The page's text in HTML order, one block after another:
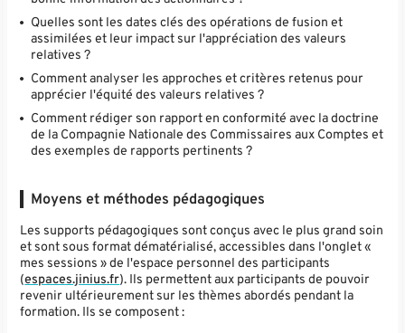
Quelles sont les dates clés des opérations de fusion et
assimilées et leur impact sur l'appréciation des valeurs
relatives ?
Comment analyser les approches et critères retenus pour
apprécier l'équité des valeurs relatives ?
Comment rédiger son rapport en conformité avec la doctrine
de la Compagnie Nationale des Commissaires aux Comptes et
des exemples de rapports pertinents ?
Moyens et méthodes pédagogiques
Les supports pédagogiques sont conçus avec le plus grand soin
et sont sous format dématérialisé, accessibles dans l'onglet «
mes sessions » de l'espace personnel des participants
(espaces.jinius.fr). Ils permettent aux participants de pouvoir
revenir ultérieurement sur les thèmes abordés pendant la
formation. Ils se composent :